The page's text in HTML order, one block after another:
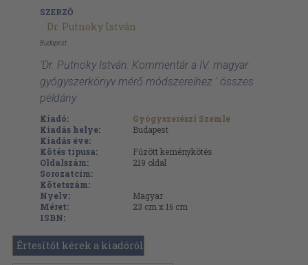
SZERZŐ
Dr. Putnoky István
Budapest
'Dr. Putnoky István: Kommentár a IV. magyar
gyógyszerkönyv mérő módszereihez ' összes
példány
Kiadó:
Gyógyszerészi Szemle
Kiadás helye:
Budapest
Kiadás éve:
Kötés típusa:
Fűzött keménykötés
Oldalszám:
219 oldal
Sorozatcím:
Kötetszám:
Nyelv:
Magyar
Méret:
23 cm x 16 cm
ISBN:
Értesítőt kérek a kiadóról